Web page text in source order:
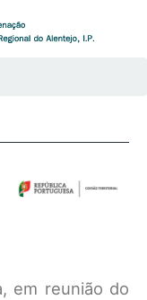
em reunião do